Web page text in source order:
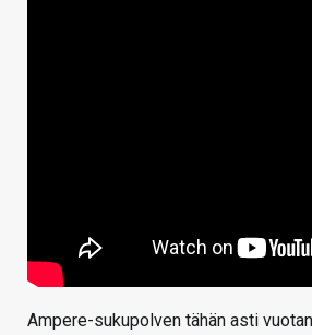
Ampere-sukupolven tähän asti